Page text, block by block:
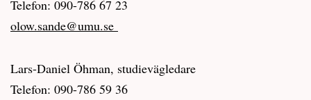
Telefon: 090-786 67 23
olow.sande@umu.se
Lars-Daniel Öhman, studievägledare
Telefon: 090-786 59 36